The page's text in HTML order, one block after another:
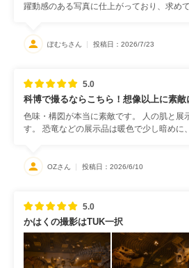
躍動感のある写真に仕上がっており、求め
ぽむちさん 投稿日：2026/7/23
5.0
科博で撮るならこちら！想像以上に素敵
色味・構図が本当に素敵です。 人の肌と展
す。 恐竜などの展示品は暖色で少し暗め
OZさん 投稿日：2026/6/10
5.0
かはくの撮影はTUK一択